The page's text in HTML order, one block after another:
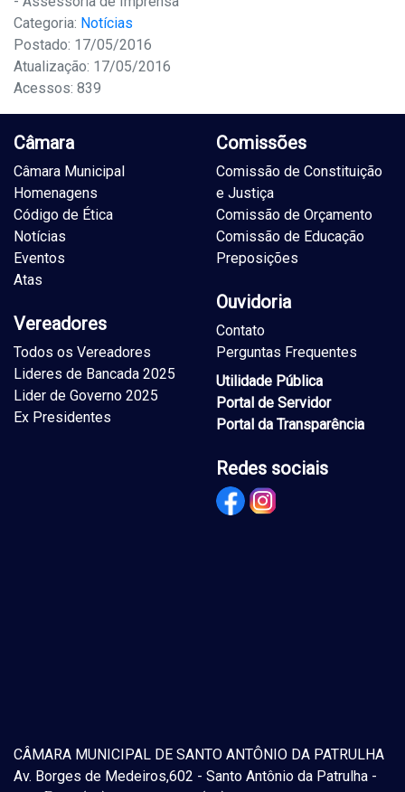
Categoria: Notícias
Postado: 17/05/2016
Atualização: 17/05/2016
Acessos: 839
Câmara
Câmara Municipal
Homenagens
Código de Ética
Notícias
Eventos
Atas
Vereadores
Todos os Vereadores
Lideres de Bancada 2025
Lider de Governo 2025
Ex Presidentes
Comissões
Comissão de Constituição
e Justiça
Comissão de Orçamento
Comissão de Educação
Preposições
Ouvidoria
Contato
Perguntas Frequentes
Utilidade Pública
Portal de Servidor
Portal da Transparência
Redes sociais
CÂMARA MUNICIPAL DE SANTO ANTÔNIO DA PATRULHA
Av. Borges de Medeiros,602 - Santo Antônio da Patrulha -